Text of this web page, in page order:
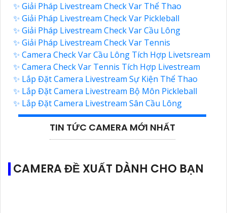
✨ Giải Pháp Livestream Check Var Thể Thao
✨ Giải Pháp Livestream Check Var Pickleball
✨ Giải Pháp Livestream Check Var Cầu Lông
✨ Giải Pháp Livestream Check Var Tennis
✨ Camera Check Var Cầu Lông Tích Hợp Livetsream
✨ Camera Check Var Tennis Tích Hợp Livestream
✨ Lắp Đặt Camera Livestream Sự Kiện Thể Thao
✨ Lắp Đặt Camera Livestream Bộ Môn Pickleball
✨ Lắp Đặt Camera Livestream Sân Cầu Lông
TIN TỨC CAMERA MỚI NHẤT
CAMERA ĐỀ XUẤT DÀNH CHO BẠN